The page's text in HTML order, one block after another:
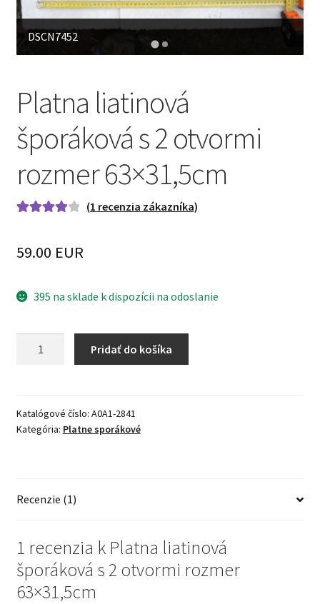
DSCN7452
Platna liatinová
šporáková s 2 otvormi
rozmer 63×31,5cm
na základe
j recenzie
(1 recenzia zákazníka)
59.00 EUR
395 na sklade k dispozícii na odoslanie
s
2
Pridať do košíka
Katalógové číslo: A0A1-2841
Kategória: Platne sporákové
Recenzie (1)
1 recenzia k Platna liatinová
šporáková s 2 otvormi rozmer
63×31,5cm